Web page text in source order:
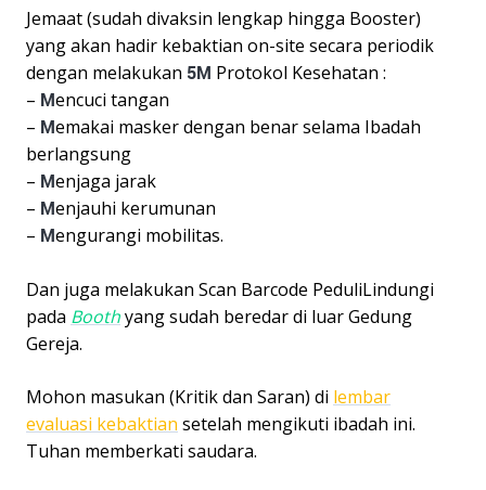
Jemaat (sudah divaksin lengkap hingga Booster)
yang akan hadir kebaktian on-site secara periodik
dengan melakukan 5M Protokol Kesehatan :
– Mencuci tangan
– Memakai masker dengan benar selama Ibadah
berlangsung
– Menjaga jarak
– Menjauhi kerumunan
– Mengurangi mobilitas.
Dan juga melakukan Scan Barcode PeduliLindungi
pada Boothyang sudah beredar di luar Gedung
Gereja.
Mohon masukan (Kritik dan Saran) di lembar
evaluasi kebaktian setelah mengikuti ibadah ini.
Tuhan memberkati saudara.